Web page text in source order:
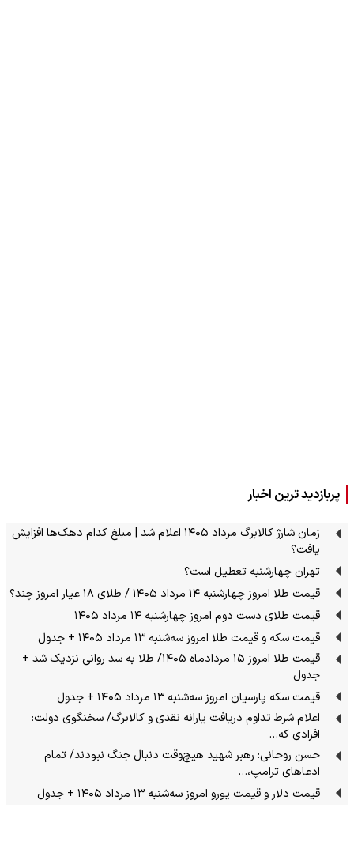
پربازدید ترین اخبار
زمان شارژ کالابرگ مرداد ۱۴۰۵ اعلام شد | مبلغ کدام دهک‌ها افزایش
یافت؟
تهران چهارشنبه تعطیل است؟
قیمت طلا امروز چهارشنبه ۱۴ مرداد ۱۴۰۵ / طلای ۱۸ عیار امروز چند؟
قیمت طلای دست دوم امروز چهارشنبه ۱۴ مرداد ۱۴۰۵
قیمت سکه و قیمت طلا امروز سه‌شنبه ۱۳ مرداد ۱۴۰۵ + جدول
قیمت طلا امروز ۱۵ مردادماه ۱۴۰۵/ طلا به سد روانی نزدیک شد +
جدول
قیمت سکه پارسیان امروز سه‌شنبه ۱۳ مرداد ۱۴۰۵ + جدول
اعلام شرط تداوم دریافت یارانه نقدی و کالابرگ/ سخنگوی دولت:
افرادی که…
حسن روحانی: رهبر شهید هیچ‌وقت دنبال جنگ نبودند/ تمام
ادعاهای ترامپ،…
قیمت دلار و قیمت یورو امروز سه‌شنبه ۱۳ مرداد ۱۴۰۵ + جدول